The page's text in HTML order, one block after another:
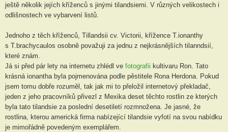
ještě několik jejích kříženců s jinými tilandsiemi. V různých velikostech i
odlišnostech ve vybarvení listů.
Jednoho z těch kříženců, Tillandsii cv. Victorii, křížence T.ionanthy
s T.brachycaulos osobně považuji za jednu z nejkrásnějších tilanndsií,
které znám.
Já si před pár lety na internetu zhlédl ve fotografii kultivaru Ron. Tato
krásná ionantha byla pojmenována podle pěstitele Rona Herdona. Pokud
jsem tomu dobře rozuměl, tak jak mi to přeložil internetový překladač,
jeden z jeho pracovníků přivezl z Mexika deset těchto rostlin ze kterých
byla tato tilandsie za poslední desetiletí rozmnožena. Je jasné, že
rostlina, kterou americká firma nabízející tilandsie vyfotí na svou nabídku
je mimořádně povedeným exemplářem.